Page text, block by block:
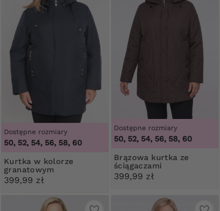
Dostępne rozmiary
50, 52, 54, 56, 58, 60
Kurtka w kolorze
granatowym
399,99 zł
Dostępne rozmiary
50, 52, 54, 56, 58, 60
Brązowa kurtka ze
ściągaczami
399,99 zł